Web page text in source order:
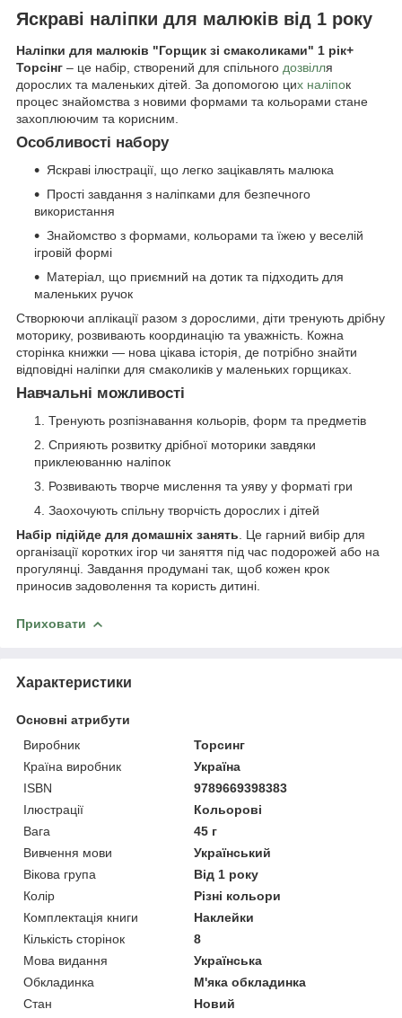
Яскраві наліпки для малюків від 1 року
Наліпки для малюків "Горщик зі смаколиками" 1 рік+
Торсінг – це набір, створений для спільного дозвілля
дорослих та маленьких дітей. За допомогою цих наліпок
процес знайомства з новими формами та кольорами стане
захоплюючим та корисним.
Особливості набору
Яскраві ілюстрації, що легко зацікавлять малюка
Прості завдання з наліпками для безпечного
використання
Знайомство з формами, кольорами та їжею у веселій
ігровій формі
Матеріал, що приємний на дотик та підходить для
маленьких ручок
Створюючи аплікації разом з дорослими, діти тренують дрібну
моторику, розвивають координацію та уважність. Кожна
сторінка книжки — нова цікава історія, де потрібно знайти
відповідні наліпки для смаколиків у маленьких горщиках.
Навчальні можливості
Тренують розпізнавання кольорів, форм та предметів
Сприяють розвитку дрібної моторики завдяки
приклеюванню наліпок
Розвивають творче мислення та уяву у форматі гри
Заохочують спільну творчість дорослих і дітей
Набір підійде для домашніх занять . Це гарний вибір для
організації коротких ігор чи заняття під час подорожей або на
прогулянці. Завдання продумані так, щоб кожен крок
приносив задоволення та користь дитині.
Приховати
Характеристики
Основні атрибути
Виробник
Торсинг
Країна виробник
Україна
ISBN
9789669398383
Ілюстрації
Кольорові
Вага
45 г
Вивчення мови
Український
Вікова група
Від 1 року
Колір
Різні кольори
Комплектація книги
Наклейки
Кількість сторінок
8
Мова видання
Українська
Обкладинка
М'яка обкладинка
Стан
Новий